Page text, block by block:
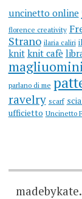
uncinetto online
florence creativity
Strano ilaria caliri
knit knit cafè
parlano di me
ravelry scarf
ufficietto Uncinetto